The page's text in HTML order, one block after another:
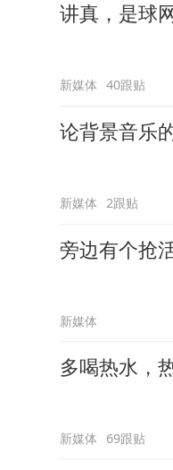
讲真，是球
新媒体 40跟贴
论背景音乐
新媒体 2跟贴
旁边有个抢
新媒体
多喝热水，
新媒体 69跟贴